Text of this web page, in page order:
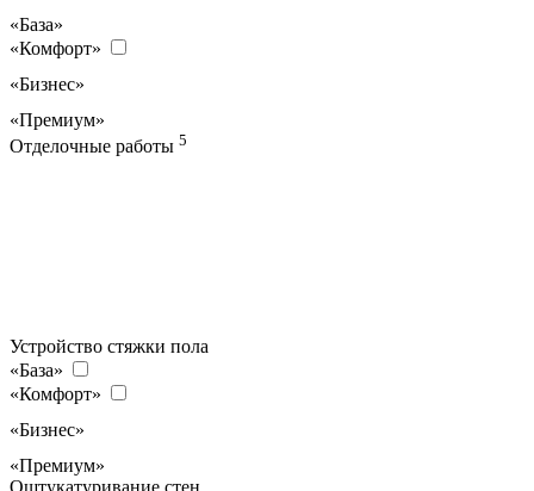
«База»
«Комфорт»
«Бизнес»
«Премиум»
Отделочные работы 5
Устройство стяжки пола
«База»
«Комфорт»
«Бизнес»
«Премиум»
Оштукатуривание стен